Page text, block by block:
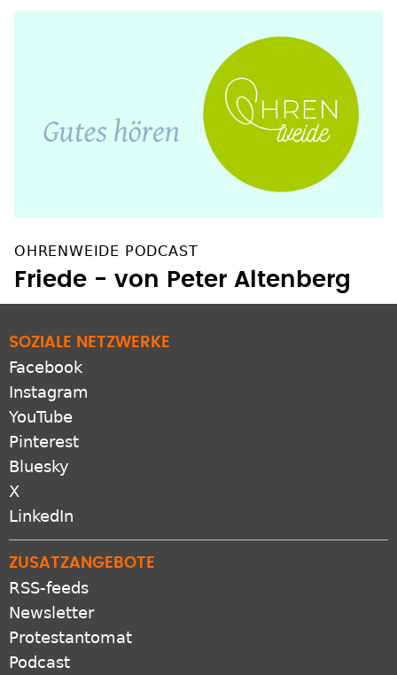
OHRENWEIDE PODCAST
Friede - von Peter Altenberg
SOZIALE NETZWERKE
Facebook
Instagram
YouTube
Pinterest
Bluesky
X
LinkedIn
ZUSATZANGEBOTE
RSS-feeds
Newsletter
Protestantomat
Podcast